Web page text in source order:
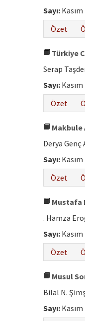
Sayı:
Özet
Türkiye
Serap
Sayı:
Özet
Makbule
Derya Genç
Sayı:
Özet
Mustafa
. Hamza
Sayı:
Özet
Musul
Bilal N.
Sayı: